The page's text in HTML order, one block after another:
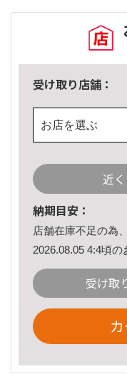
受け取り店舗：
お店を選ぶ
近
納期目安：
店舗在庫不足の為
2026.08.05 4:4頃の
受け取